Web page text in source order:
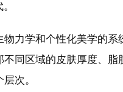
力学和个性化美学的系
同区域的皮肤厚度、脂
次。